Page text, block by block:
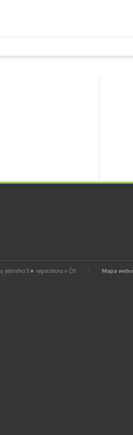
u jediného 5★ registrátora v ČR | Mapa webu